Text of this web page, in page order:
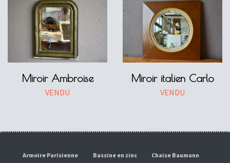
Miroir Ambroise
VENDU
Miroir italien Carlo
VENDU
Armoire Parisienne Bassine en zinc
Chaise Baumann